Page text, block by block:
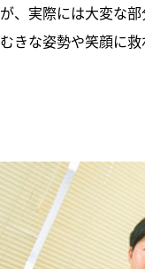
が、実際には大変な
むきな姿勢や笑顔に救